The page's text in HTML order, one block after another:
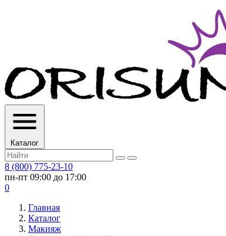
Каталог
8 (800) 775-23-10
пн-пт 09:00 до 17:00
0
Главная
Каталог
Макияж